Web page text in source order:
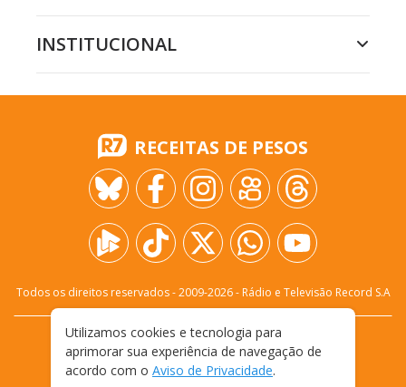
INSTITUCIONAL
RECEITAS DE PESOS
Todos os direitos reservados - 2009-2026- Rádio e Televisão Record S.A
FALE CONOSCO
PRIVACIDADE
TERMOS E CONDIÇÕES DE USO
Utilizamos cookies e tecnologia para
aprimorar sua experiência de navegação de
acordo com o Aviso de Privacidade.